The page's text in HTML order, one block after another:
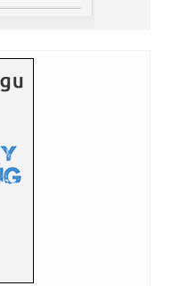
koje je nepravedno
porodicama u Nišu po
i povređenih –